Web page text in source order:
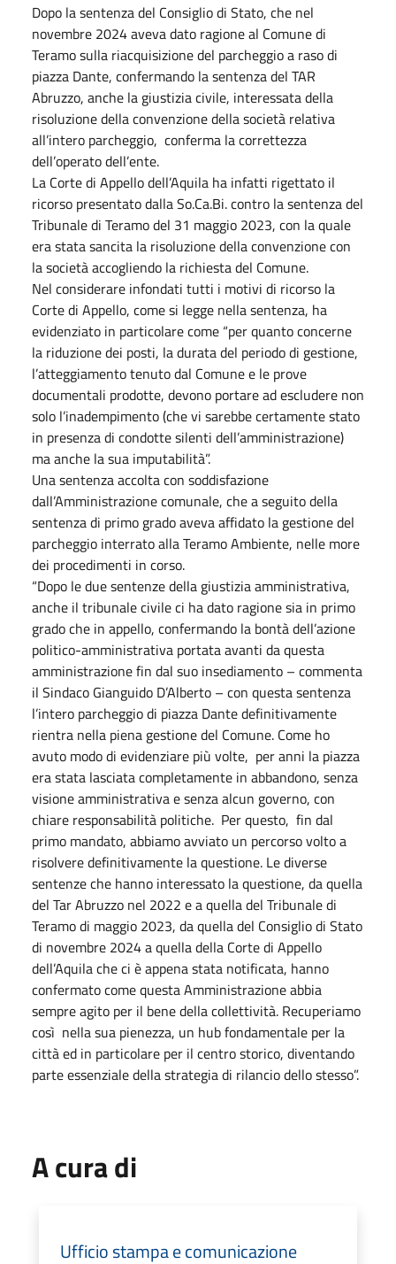
Dopo la sentenza del Consiglio di Stato, che nel
novembre 2024 aveva dato ragione al Comune di
Teramo sulla riacquisizione del parcheggio a raso di
piazza Dante, confermando la sentenza del TAR
Abruzzo, anche la giustizia civile, interessata della
risoluzione della convenzione della società relativa
all’intero parcheggio, conferma la correttezza
dell’operato dell’ente.
La Corte di Appello dell’Aquila ha infatti rigettato il
ricorso presentato dalla So.Ca.Bi. contro la sentenza del
Tribunale di Teramo del 31 maggio 2023, con la quale
era stata sancita la risoluzione della convenzione con
la società accogliendo la richiesta del Comune.
Nel considerare infondati tutti i motivi di ricorso la
Corte di Appello, come si legge nella sentenza, ha
evidenziato in particolare come “per quanto concerne
la riduzione dei posti, la durata del periodo di gestione,
l’atteggiamento tenuto dal Comune e le prove
documentali prodotte, devono portare ad escludere non
solo l’inadempimento (che vi sarebbe certamente stato
in presenza di condotte silenti dell’amministrazione)
ma anche la sua imputabilità”.
Una sentenza accolta con soddisfazione
dall’Amministrazione comunale, che a seguito della
sentenza di primo grado aveva affidato la gestione del
parcheggio interrato alla Teramo Ambiente, nelle more
dei procedimenti in corso.
“Dopo le due sentenze della giustizia amministrativa,
anche il tribunale civile ci ha dato ragione sia in primo
grado che in appello, confermando la bontà dell’azione
politico-amministrativa portata avanti da questa
amministrazione fin dal suo insediamento – commenta
il Sindaco Gianguido D’Alberto – con questa sentenza
l’intero parcheggio di piazza Dante definitivamente
rientra nella piena gestione del Comune. Come ho
avuto modo di evidenziare più volte, per anni la piazza
era stata lasciata completamente in abbandono, senza
visione amministrativa e senza alcun governo, con
chiare responsabilità politiche. Per questo, fin dal
primo mandato, abbiamo avviato un percorso volto a
risolvere definitivamente la questione. Le diverse
sentenze che hanno interessato la questione, da quella
del Tar Abruzzo nel 2022 e a quella del Tribunale di
Teramo di maggio 2023, da quella del Consiglio di Stato
di novembre 2024 a quella della Corte di Appello
dell’Aquila che ci è appena stata notificata, hanno
confermato come questa Amministrazione abbia
sempre agito per il bene della collettività. Recuperiamo
così nella sua pienezza, un hub fondamentale per la
città ed in particolare per il centro storico, diventando
parte essenziale della strategia di rilancio dello stesso”.
A cura di
Ufficio stampa e comunicazione